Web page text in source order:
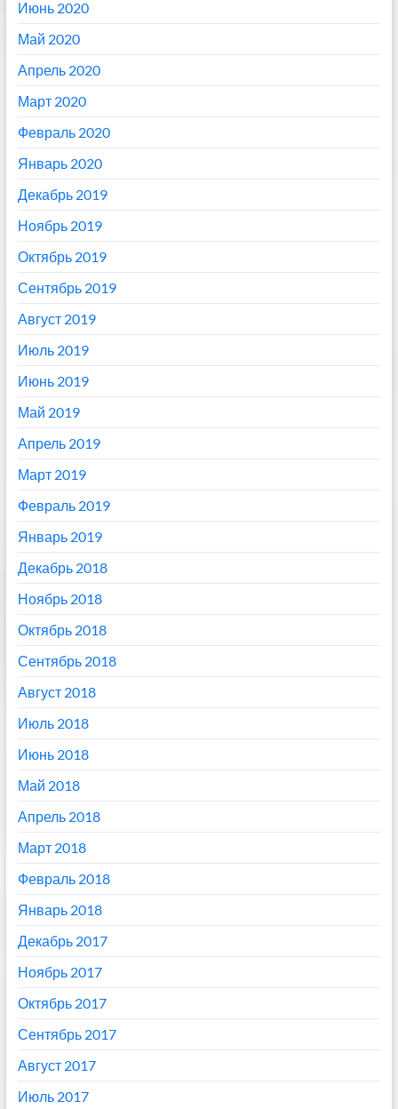
Июнь 2020
Май 2020
Апрель 2020
Март 2020
Февраль 2020
Январь 2020
Декабрь 2019
Ноябрь 2019
Октябрь 2019
Сентябрь 2019
Август 2019
Июль 2019
Июнь 2019
Май 2019
Апрель 2019
Март 2019
Февраль 2019
Январь 2019
Декабрь 2018
Ноябрь 2018
Октябрь 2018
Сентябрь 2018
Август 2018
Июль 2018
Июнь 2018
Май 2018
Апрель 2018
Март 2018
Февраль 2018
Январь 2018
Декабрь 2017
Ноябрь 2017
Октябрь 2017
Сентябрь 2017
Август 2017
Июль 2017